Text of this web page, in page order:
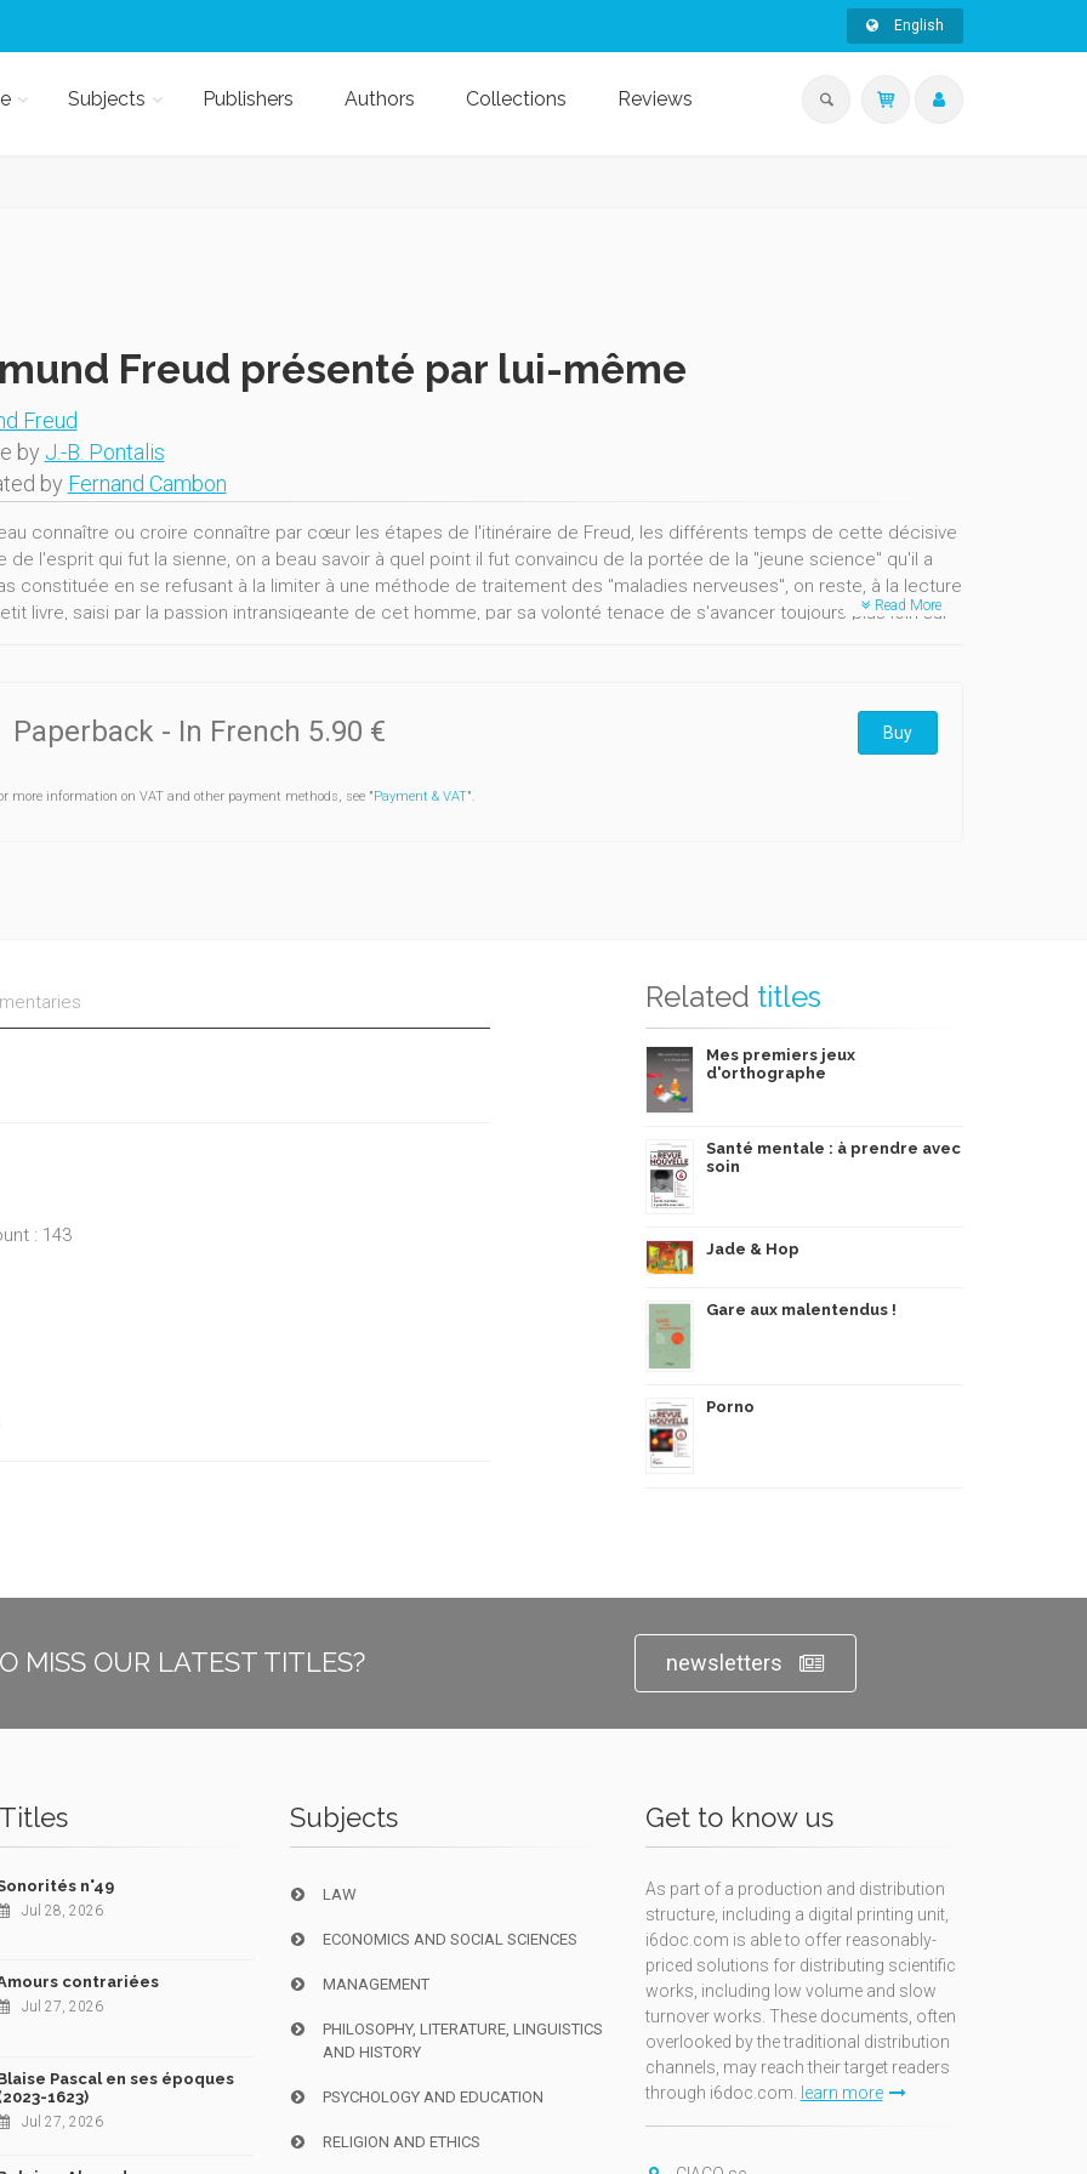
English
Subjects Publishers Authors Collections Reviews
Freud présenté par lui-même
Freud
by J.-B. Pontalis
by Fernand Cambon
connaître ou croire connaître par cœur les étapes de l'itinéraire de Freud, les différents temps de cette décisive
de l'esprit qui fut la sienne, on a beau savoir à quel point il fut convaincu de la portée de la "jeune science" qu'il a
constituée en se refusant à la limiter à une méthode de traitement des "maladies nerveuses", on reste, à la lecture
livre, saisi par la passion intransigeante de cet homme, par sa volonté tenace de s'avancer toujours plus loin sur
Read More
Paperback - In French 5.90 € Buy
more information on VAT and other payment methods, see "Payment & VAT".
: 143
Related titles
Mes premiers jeux
d'orthographe
Santé mentale : à prendre avec
soin
Jade & Hop
Gare aux malentendus !
Porno
MISS OUR LATEST TITLES? newsletters
n°49
Jul 28, 2026
contrariées
Jul 27, 2026
Pascal en ses époques
1623)
Jul 27, 2026
Subjects
LAW
ECONOMICS AND SOCIAL SCIENCES
MANAGEMENT
PHILOSOPHY, LITERATURE, LINGUISTICS
AND HISTORY
PSYCHOLOGY AND EDUCATION
RELIGION AND ETHICS
Get to know us
As part of a production and distribution
structure, including a digital printing unit,
i6doc.com is able to offer reasonably-
priced solutions for distributing scientific
works, including low volume and slow
turnover works. These documents, often
overlooked by the traditional distribution
channels, may reach their target readers
through i6doc.com. learn more